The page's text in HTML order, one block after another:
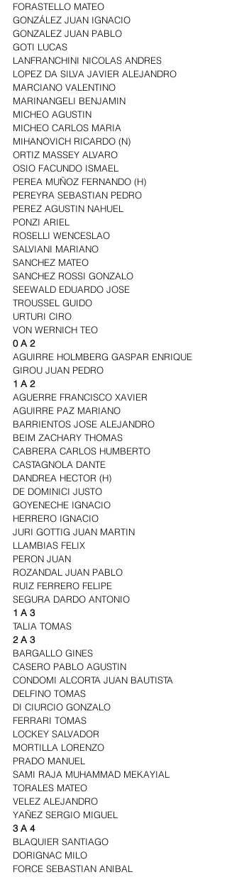
FORASTELLO MATEO
GONZÁLEZ JUAN IGNACIO
GONZALEZ JUAN PABLO
GOTI LUCAS
LANFRANCHINI NICOLAS ANDRES
LOPEZ DA SILVA JAVIER ALEJANDRO
MARCIANO VALENTINO
MARINANGELI BENJAMIN
MICHEO AGUSTIN
MICHEO CARLOS MARIA
MIHANOVICH RICARDO (N)
ORTIZ MASSEY ALVARO
OSIO FACUNDO ISMAEL
PEREA MUÑOZ FERNANDO (H)
PEREYRA SEBASTIAN PEDRO
PEREZ AGUSTIN NAHUEL
PONZI ARIEL
ROSELLI WENCESLAO
SALVIANI MARIANO
SANCHEZ MATEO
SANCHEZ ROSSI GONZALO
SEEWALD EDUARDO JOSE
TROUSSEL GUIDO
URTURI CIRO
VON WERNICH TEO
0 A 2
AGUIRRE HOLMBERG GASPAR ENRIQUE
GIROU JUAN PEDRO
1 A 2
AGUERRE FRANCISCO XAVIER
AGUIRRE PAZ MARIANO
BARRIENTOS JOSE ALEJANDRO
BEIM ZACHARY THOMAS
CABRERA CARLOS HUMBERTO
CASTAGNOLA DANTE
DANDREA HECTOR (H)
DE DOMINICI JUSTO
GOYENECHE IGNACIO
HERRERO IGNACIO
JURI GOTTIG JUAN MARTIN
LLAMBIAS FELIX
PERON JUAN
ROZANDAL JUAN PABLO
RUIZ FERRERO FELIPE
SEGURA DARDO ANTONIO
1 A 3
TALIA TOMAS
2 A 3
BARGALLO GINES
CASERO PABLO AGUSTIN
CONDOMI ALCORTA JUAN BAUTISTA
DELFINO TOMAS
DI CIURCIO GONZALO
FERRARI TOMAS
LOCKEY SALVADOR
MORTILLA LORENZO
PRADO MANUEL
SAMI RAJA MUHAMMAD MEKAYIAL
TORALES MATEO
VELEZ ALEJANDRO
YAÑEZ SERGIO MIGUEL
3 A 4
BLAQUIER SANTIAGO
DORIGNAC MILO
FORCE SEBASTIAN ANIBAL